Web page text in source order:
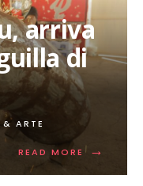
arriva
di
ARTE
READ MORE →
READ